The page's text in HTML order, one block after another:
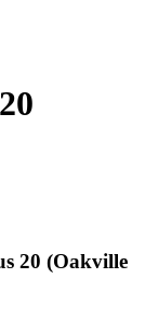
20 (Oakville